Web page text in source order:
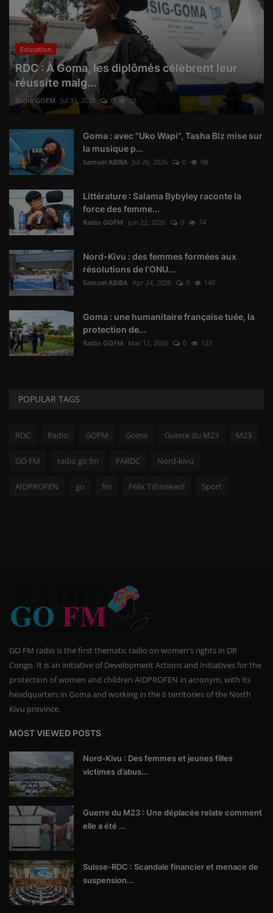
Education
RDC : À Goma, les diplômés célèbrent leur
réussite malg...
Radio GOFM Jul 31, 2026 0 32
Goma : avec "Uko Wapi", Tasha Biz mise sur
la musique p...
Samuel ABIBA Jul 26, 2026 0 98
Littérature : Salama Bybyley raconte la
force des femme...
Radio GOFM Jun 22, 2026 0 74
Nord-Kivu : des femmes formées aux
résolutions de l’ONU...
Samuel ABIBA Apr 24, 2026 0 140
Goma : une humanitaire française tuée, la
protection de...
Radio GOFM Mar 12, 2026 0 123
POPULAR TAGS
RDC Radio GOFM Goma Guerre du M23 M23
GO FM radio go fm FARDC Nord-kivu
AIDPROFEN go fm Félix Tshisekedi Sport
GO FM radio is the first thematic radio on women's rights in DR
Congo. It is an initiative of Development Actions and Initiatives for the
protection of women and children AIDPROFEN in acronym, with its
headquarters in Goma and working in the 6 territories of the North
Kivu province.
MOST VIEWED POSTS
Nord-Kivu : Des femmes et jeunes filles
victimes d’abus...
Guerre du M23 : Une déplacée relate comment
elle a été ...
Suisse-RDC : Scandale financier et menace de
suspension...